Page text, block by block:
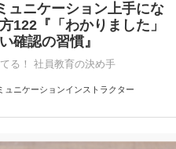
ニケーション上手にな
122『「わかりました」
確認の習慣』
る！ 社員教育の決め手
ュニケーションインストラクター